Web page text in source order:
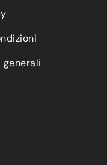
generali